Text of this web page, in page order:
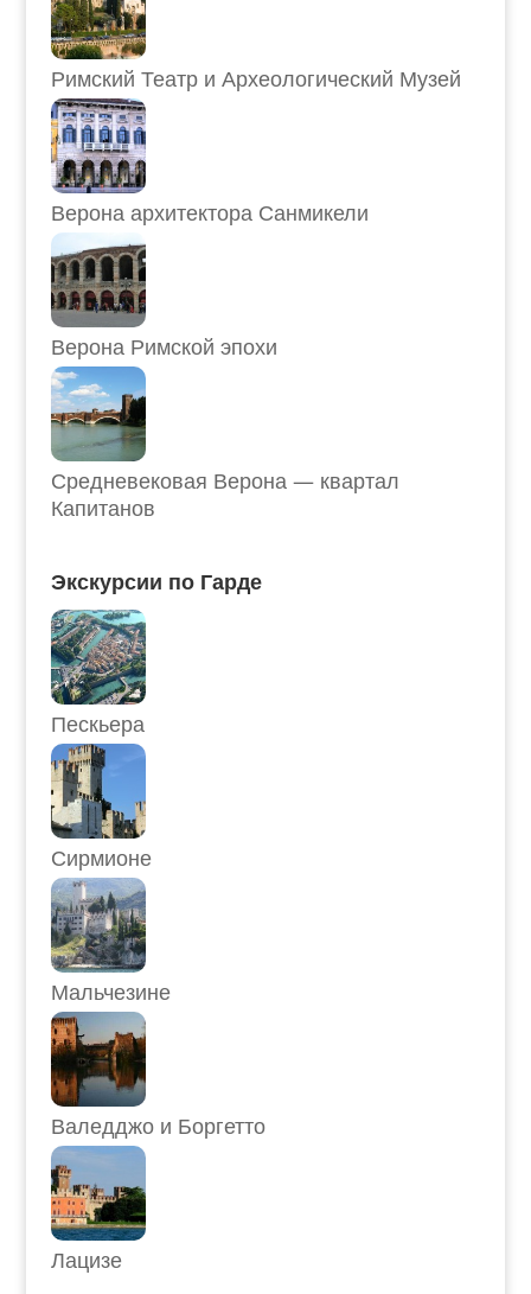
Римский Театр и Археологический Музей
Верона архитектора Санмикели
Верона Римской эпохи
Средневековая Верона — квартал
Капитанов
Экскурсии по Гарде
Пескьера
Сирмионе
Мальчезине
Валедджо и Боргетто
Лацизе